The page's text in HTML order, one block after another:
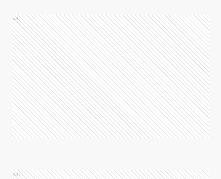
Ads
Ads